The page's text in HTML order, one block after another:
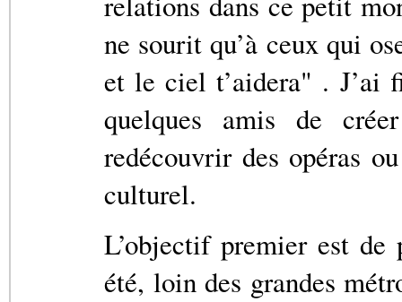
ne sourit qu’à ceux qui
et le ciel t’aidera" . J’ai
quelques amis de
redécouvrir des opéras
culturel.
L’objectif premier est
été, loin des grandes